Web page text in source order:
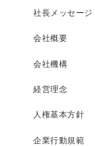
社長メッセージ
会社概要
会社機構
経営理念
人権基本方針
企業行動規範